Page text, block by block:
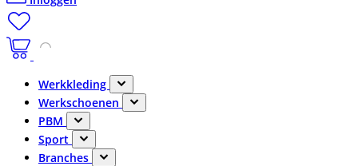
Werkkleding
Werkschoenen
PBM
Sport
Branches